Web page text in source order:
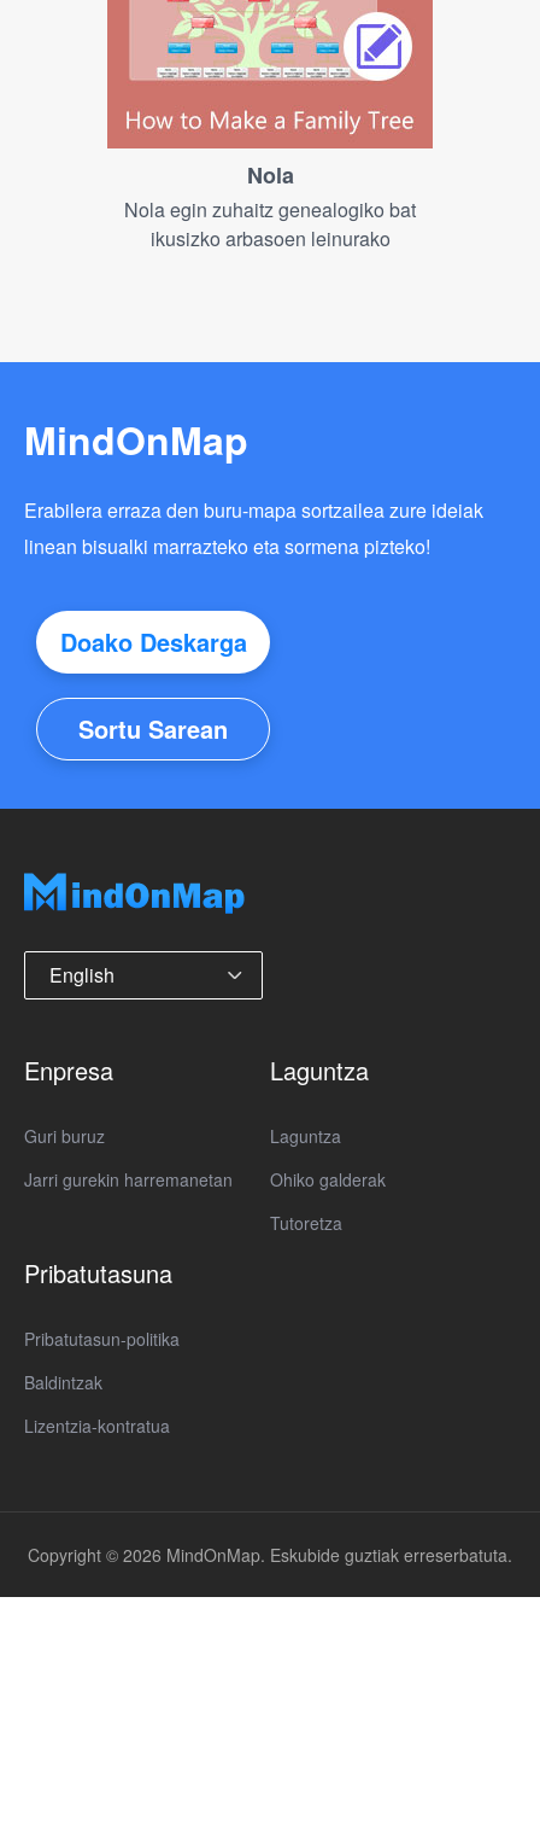
Nola
Nola egin zuhaitz genealogiko bat
ikusizko arbasoen leinurako
MindOnMap
Erabilera erraza den buru-mapa sortzailea zure ideiak
linean bisualki marrazteko eta sormena pizteko!
Doako Deskarga
Sortu Sarean
English
Enpresa
Guri buruz
Jarri gurekin harremanetan
Laguntza
Laguntza
Ohiko galderak
Tutoretza
Pribatutasuna
Pribatutasun-politika
Baldintzak
Lizentzia-kontratua
Copyright © 2026 MindOnMap. Eskubide guztiak erreserbatuta.